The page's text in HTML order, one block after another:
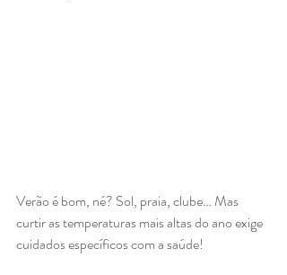
Verão é bom, né? Sol, praia, clube… Mas
curtir as temperaturas mais altas do ano exige
cuidados específicos com a saúde!